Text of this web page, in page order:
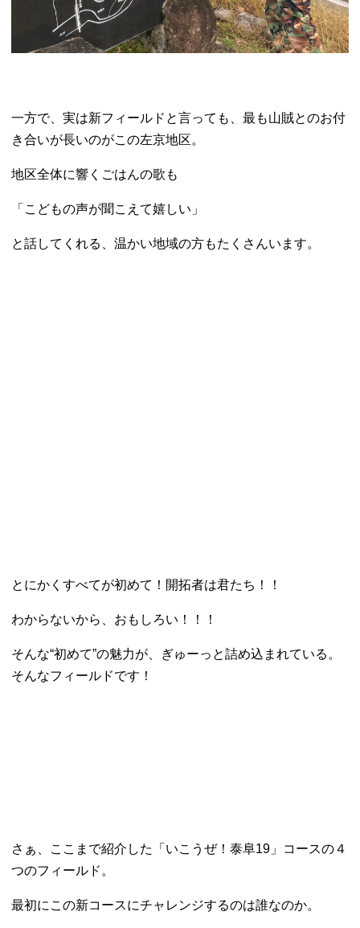
一方で、実は新フィールドと言っても、最も山賊とのお付
き合いが長いのがこの左京地区。
地区全体に響くごはんの歌も
「こどもの声が聞こえて嬉しい」
と話してくれる、温かい地域の方もたくさんいます。
とにかくすべてが初めて！開拓者は君たち！！
わからないから、おもしろい！！！
そんな“初めて”の魅力が、ぎゅーっと詰め込まれている。
そんなフィールドです！
さぁ、ここまで紹介した「いこうぜ！泰阜19」コースの４
つのフィールド。
最初にこの新コースにチャレンジするのは誰なのか。